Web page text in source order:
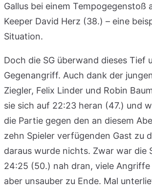
Gallus bei einem Tempogegenstoß
Keeper David Herz (38.) – eine
Situation.
Doch die SG überwand dieses Tief
Gegenangriff. Auch dank der
Ziegler, Felix Linder und Robin
sie sich auf 22:23 heran (47.) und
die Partie gegen den an diesem
zehn Spieler verfügenden Gast zu
daraus wurde nichts. Zwar war die
24:25 (50.) nah dran, viele Angriffe
aber unsauber zu Ende. Mal